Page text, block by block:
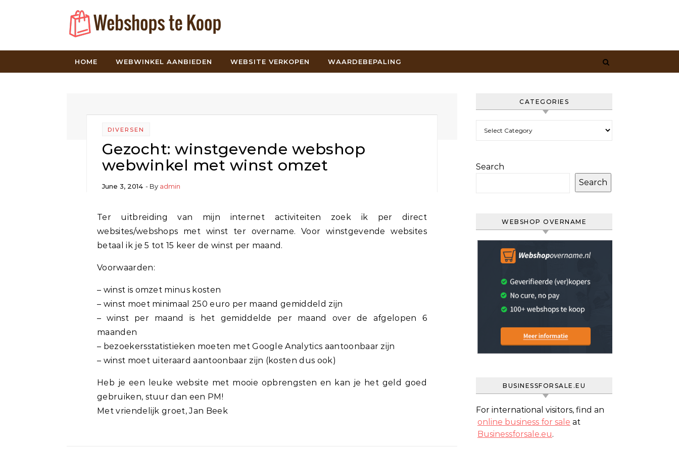
HOME WEBWINKEL AANBIEDEN WEBSITE VERKOPEN WAARDEBEPALING
DIVERSEN
Gezocht: winstgevende webshop
webwinkel met winst omzet
June 3, 2014 - By admin
Ter uitbreiding van mijn internet activiteiten zoek ik per direct
websites/webshops met winst ter overname. Voor winstgevende websites
betaal ik je 5 tot 15 keer de winst per maand.
Voorwaarden:
– winst is omzet minus kosten
– winst moet minimaal 250 euro per maand gemiddeld zijn
– winst per maand is het gemiddelde per maand over de afgelopen 6
maanden
– bezoekersstatistieken moeten met Google Analytics aantoonbaar zijn
– winst moet uiteraard aantoonbaar zijn (kosten dus ook)
Heb je een leuke website met mooie opbrengsten en kan je het geld goed
gebruiken, stuur dan een PM!
Met vriendelijk groet, Jan Beek
CATEGORIES
Search
Search
WEBSHOP OVERNAME
BUSINESSFORSALE.EU
For international visitors, find an
online business for sale at
Businessforsale.eu.